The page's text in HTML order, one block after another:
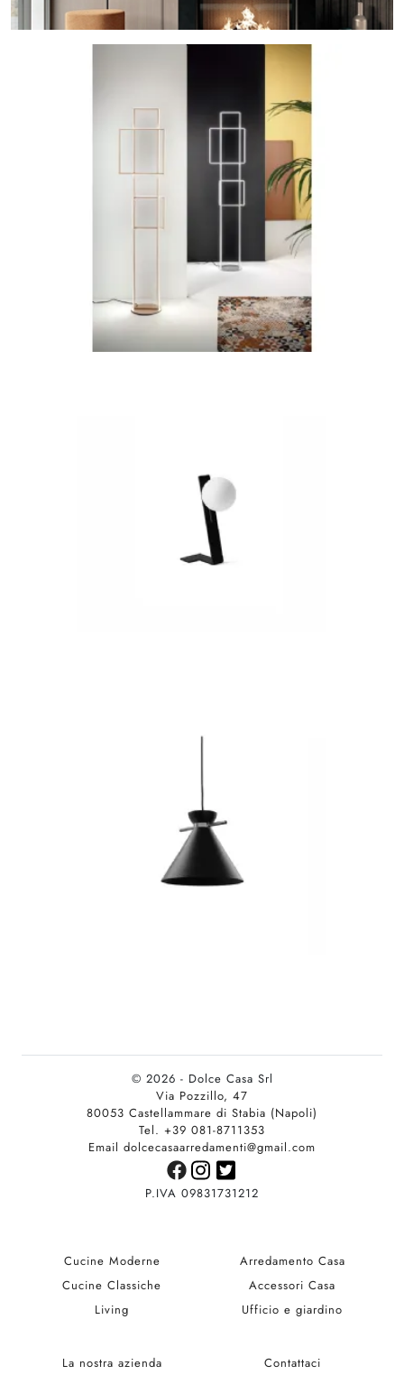
© 2026 - Dolce Casa Srl
Via Pozzillo, 47
80053 Castellammare di Stabia (Napoli)
Tel. +39 081-8711353
Email dolcecasaarredamenti@gmail.com
P.IVA 09831731212
Cucine Moderne
Cucine Classiche
Living
Arredamento Casa
Accessori Casa
Ufficio e giardino
La nostra azienda Contattaci